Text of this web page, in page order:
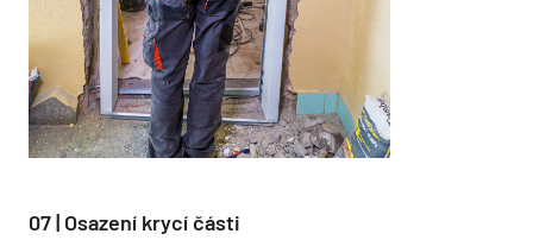
07 | Osazení krycí části